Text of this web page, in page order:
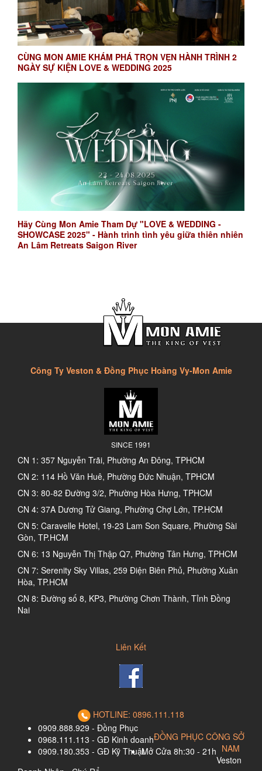
CÙNG MON AMIE KHÁM PHÁ TRỌN VẸN HÀNH TRÌNH 2
NGÀY SỰ KIỆN LOVE & WEDDING 2025
Hãy Cùng Mon Amie Tham Dự "LOVE & WEDDING -
SHOWCASE 2025" - Hành trình tình yêu giữa thiên nhiên
An Lâm Retreats Saigon River
Công Ty Veston & Đồng Phục Hoàng Vy-Mon Amie
SINCE 1991
CN 1: 357 Nguyễn Trãi, Phường An Đông, TPHCM
CN 2: 114 Hồ Văn Huê, Phường Đức Nhuận, TPHCM
CN 3: 80-82 Đường 3/2, Phường Hòa Hưng, TPHCM
CN 4: 37A Dương Tử Giang, Phường Chợ Lớn, TP.HCM
CN 5: Caravelle Hotel, 19-23 Lam Son Square, Phường Sài
Gòn, TP.HCM
CN 6: 13 Nguyễn Thị Thập Q7, Phường Tân Hưng, TPHCM
CN 7: Serenity Sky Villas, 259 Điện Biên Phủ, Phường Xuân
Hòa, TP.HCM
CN 8: Đường số 8, KP3, Phường Chơn Thành, Tỉnh Đồng
Nai
Liên Kết
HOTLINE: 0896.111.118
0909.888.929 - Đồng Phục
0968.111.113 - GĐ Kinh doanh
0909.180.353 - GĐ Kỹ ThuậtMở Cửa 8h:30 - 21h
ĐỒNG PHỤC CÔNG SỞ
NAM
Veston